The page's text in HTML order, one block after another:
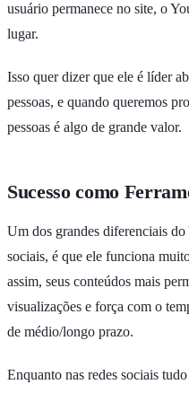
usuário permanece no site, o
lugar.
Isso quer dizer que ele é líder
pessoas, e quando queremos
pessoas é algo de grande valor.
Sucesso como
Um dos grandes diferenciais
sociais, é que ele funciona
assim, seus conteúdos mais
visualizações e força com o
de médio/longo prazo.
Enquanto nas redes sociais